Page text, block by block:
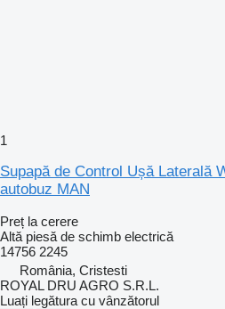
1
Supapă de Control Ușă Laterală
autobuz MAN
Preț la cerere
Altă piesă de schimb electrică
14756 2245
România, Cristesti
ROYAL DRU AGRO S.R.L.
Luați legătura cu vânzătorul